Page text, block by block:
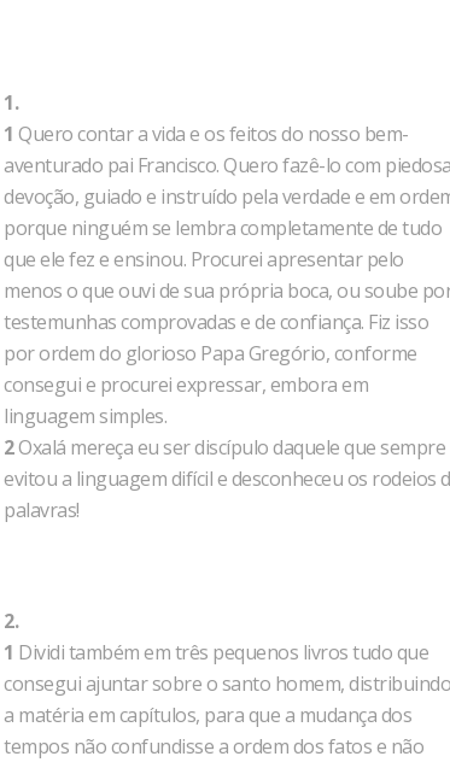
1.
1 Quero contar a vida e os feitos do nosso bem-
aventurado pai Francisco. Quero fazê-lo com piedosa
devoção, guiado e instruído pela verdade e em
porque ninguém se lembra completamente de tudo
que ele fez e ensinou. Procurei apresentar pelo
menos o que ouvi de sua própria boca, ou soube
testemunhas comprovadas e de confiança. Fiz isso
por ordem do glorioso Papa Gregório, conforme
consegui e procurei expressar, embora em
linguagem simples.
2Oxalá mereça eu ser discípulo daquele que sempre
evitou a linguagem difícil e desconheceu os rodeios
palavras!
2.
1 Dividi também em três pequenos livros tudo que
consegui ajuntar sobre o santo homem, distribuindo
a matéria em capítulos, para que a mudança dos
tempos não confundisse a ordem dos fatos e não